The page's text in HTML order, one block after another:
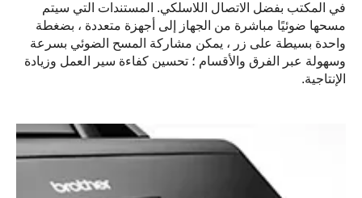
في المكتب بفضل الاتصال اللاسلكي. المستندات التي سيتم
مسحها ضوئيًا مباشرة من الجهاز إلى أجهزة متعددة ، بضغطة
واحدة بسيطة على زر ، يمكن مشاركة المسح الضوئي بسرعة
وسهولة عبر الفرق والأقسام ؛ تحسين كفاءة سير العمل وزيادة
الإنتاجية.